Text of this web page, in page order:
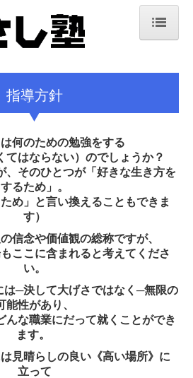
指導方針
何のための勉強をする
てはならない）のでしょうか？
、そのひとつが「好きな生き方を
するため」。
め」と言い換えることもできま
す）
信念や価値観の総称ですが、
ここに含まれると考えてくださ
い。
は─決して大げさではなく─無限の
能性があり、
んな職業にだって就くことができ
ます。
見晴らしの良い《高い場所》に
立って